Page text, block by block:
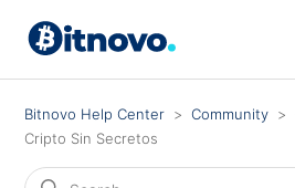
Bitnovo Help Center Community
Cripto Sin Secretos